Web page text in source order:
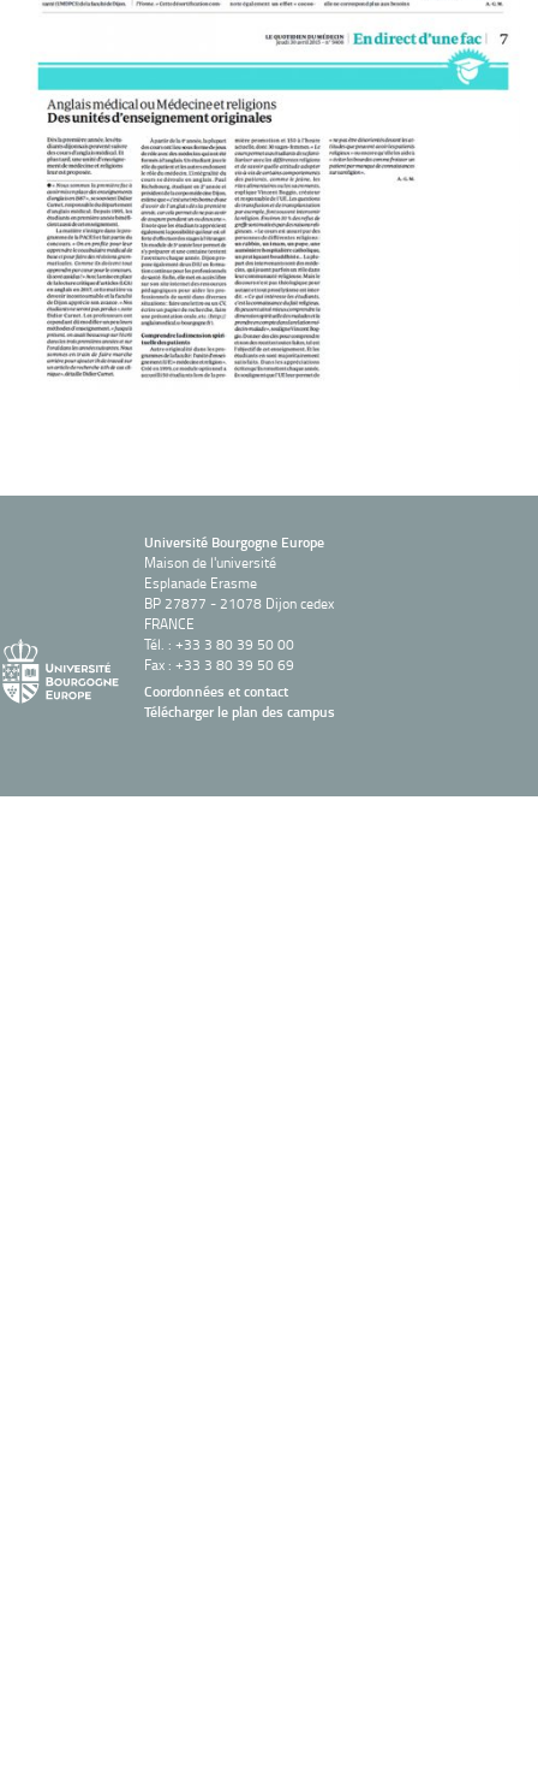
Université Bourgogne Europe
Maison de l'université
Esplanade Erasme
BP 27877 - 21078 Dijon cedex
FRANCE
Tél. : +33 3 80 39 50 00
Fax : +33 3 80 39 50 69
Coordonnées et contact
Télécharger le plan des campus